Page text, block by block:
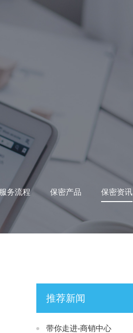
服务流程 保密产品 保密资讯
推荐新闻
带你走进-商销中心